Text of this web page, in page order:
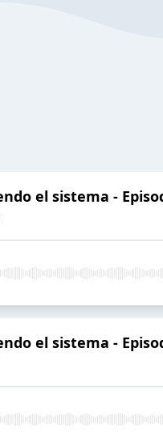
el sistema -
el sistema -